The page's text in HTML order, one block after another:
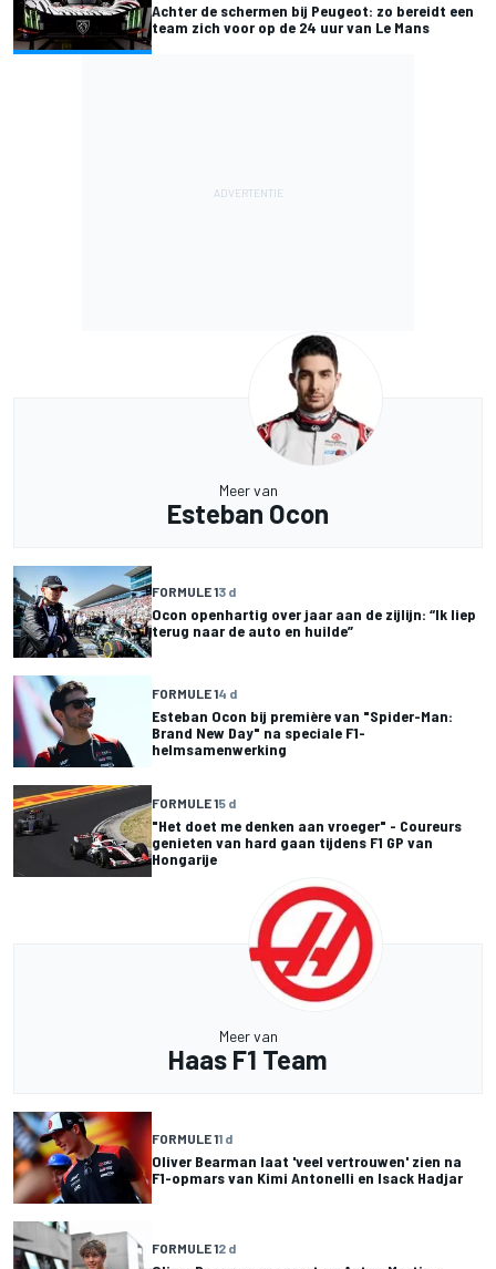
Achter de schermen bij Peugeot: zo bereidt een
team zich voor op de 24 uur van Le Mans
Meer van
Esteban Ocon
FORMULE 13 d
Ocon openhartig over jaar aan de zijlijn: “Ik liep
terug naar de auto en huilde”
FORMULE 14 d
Esteban Ocon bij première van "Spider-Man:
Brand New Day" na speciale F1-
helmsamenwerking
FORMULE 15 d
"Het doet me denken aan vroeger" - Coureurs
genieten van hard gaan tijdens F1 GP van
Hongarije
Meer van
Haas F1 Team
FORMULE 11 d
Oliver Bearman laat 'veel vertrouwen' zien na
F1-opmars van Kimi Antonelli en Isack Hadjar
FORMULE 12 d